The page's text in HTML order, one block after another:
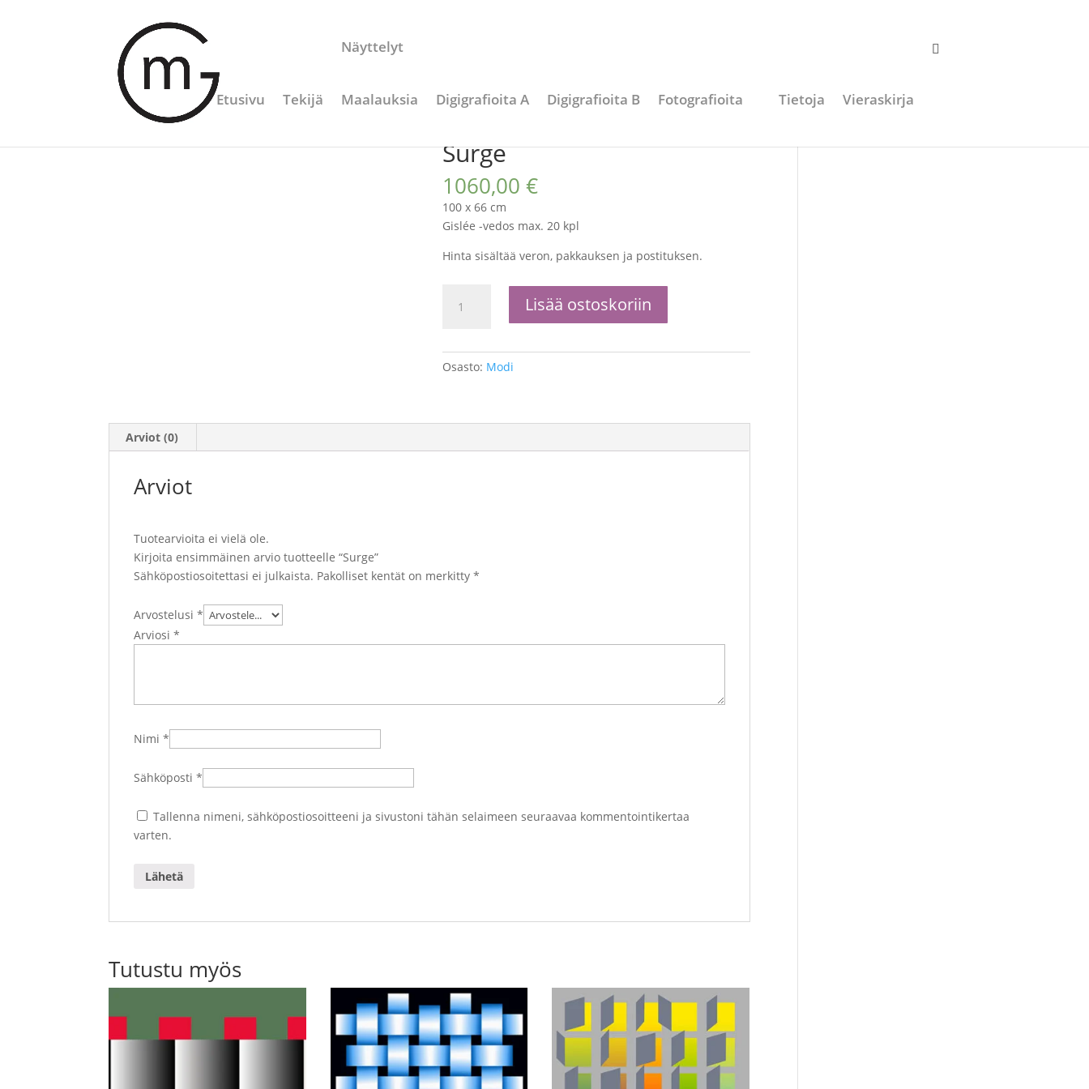
Etusivu Tekijä
Näyttelyt
Maalauksia Digigrafioita A Digigrafioita B Fotografioita Tietoja Vieraskirja
Etusivu/Modi/ Surge
Surge
1060,00€
100 x 66 cm
Gislée -vedos max. 20 kpl
Hinta sisältää veron, pakkauksen ja postituksen.
määrä
Lisää ostoskoriin
Osasto: Modi
Arviot (0)
Arviot
Tuotearvioita ei vielä ole.
Kirjoita ensimmäinen arvio tuotteelle “Surge”
Sähköpostiosoitettasi ei julkaista. Pakolliset kentät on merkitty*
Arvostelusi*
Arviosi*
Nimi*
Sähköposti*
Tallenna nimeni, sähköpostiosoitteeni ja sivustoni tähän selaimeen seuraavaa kommentointikertaa
varten.
Tutustu myös